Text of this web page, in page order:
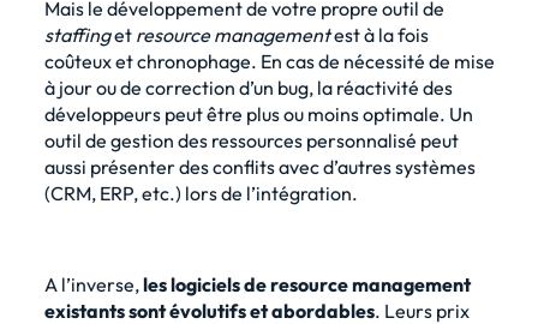
Mais le développement de votre propre outil de
staffinget resource managementest à la fois
coûteux et chronophage. En cas de nécessité de mise
à jour ou de correction d’un bug, la réactivité des
développeurs peut être plus ou moins optimale. Un
outil de gestion des ressources personnalisé peut
aussi présenter des conflits avec d’autres systèmes
(CRM, ERP, etc.) lors de l’intégration.
A l’inverse,les logiciels de resource management
existants sont évolutifs et abordables. Leurs prix